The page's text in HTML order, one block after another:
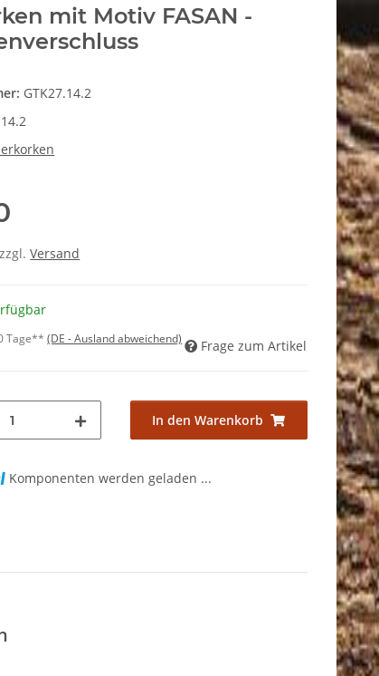
mit Motiv FASAN -
GTK27.14.2
Versand
Tage**(DE - Ausland abweichend) Frage zum Artikel
In den Warenkorb
Komponenten werden geladen ...